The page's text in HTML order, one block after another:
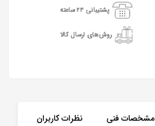
پشتیبانی 24 ساعته
روش‌های ارسال کالا
مشخصات فنی نظرات کاربران